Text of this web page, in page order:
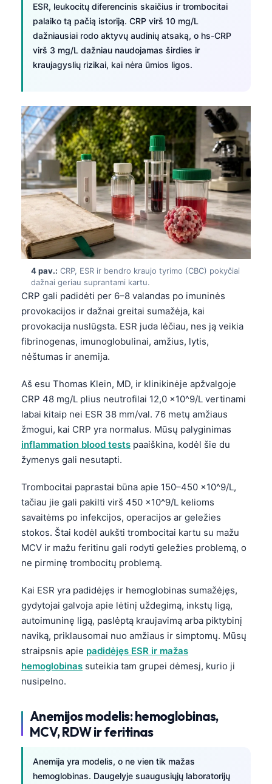
ESR, leukocitų diferencinis skaičius ir trombocitai
palaiko tą pačią istoriją. CRP virš 10 mg/L
dažniausiai rodo aktyvų audinių atsaką, o hs-CRP
virš 3 mg/L dažniau naudojamas širdies ir
kraujagyslių rizikai, kai nėra ūmios ligos.
4 pav.: CRP, ESR ir bendro kraujo tyrimo (CBC) pokyčiai
dažnai geriau suprantami kartu.
CRP gali padidėti per 6–8 valandas po imuninės
provokacijos ir dažnai greitai sumažėja, kai
provokacija nuslūgsta. ESR juda lėčiau, nes ją veikia
fibrinogenas, imunoglobulinai, amžius, lytis,
nėštumas ir anemija.
Aš esu Thomas Klein, MD, ir klinikinėje apžvalgoje
CRP 48 mg/L plius neutrofilai 12,0 x10^9/L vertinami
labai kitaip nei ESR 38 mm/val. 76 metų amžiaus
žmogui, kai CRP yra normalus. Mūsų palyginimas
inflammation blood tests paaiškina, kodėl šie du
žymenys gali nesutapti.
Trombocitai paprastai būna apie 150–450 x10^9/L,
tačiau jie gali pakilti virš 450 x10^9/L kelioms
savaitėms po infekcijos, operacijos ar geležies
stokos. Štai kodėl aukšti trombocitai kartu su mažu
MCV ir mažu feritinu gali rodyti geležies problemą, o
ne pirminę trombocitų problemą.
Kai ESR yra padidėjęs ir hemoglobinas sumažėjęs,
gydytojai galvoja apie lėtinį uždegimą, inkstų ligą,
autoimuninę ligą, paslėptą kraujavimą arba piktybinį
naviką, priklausomai nuo amžiaus ir simptomų. Mūsų
straipsnis apie padidėjęs ESR ir mažas
hemoglobinas suteikia tam grupei dėmesį, kurio ji
nusipelno.
Anemijos modelis: hemoglobinas,
MCV, RDW ir feritinas
Anemija yra modelis, o ne vien tik mažas
hemoglobinas. Daugelyje suaugusiųjų laboratorijų